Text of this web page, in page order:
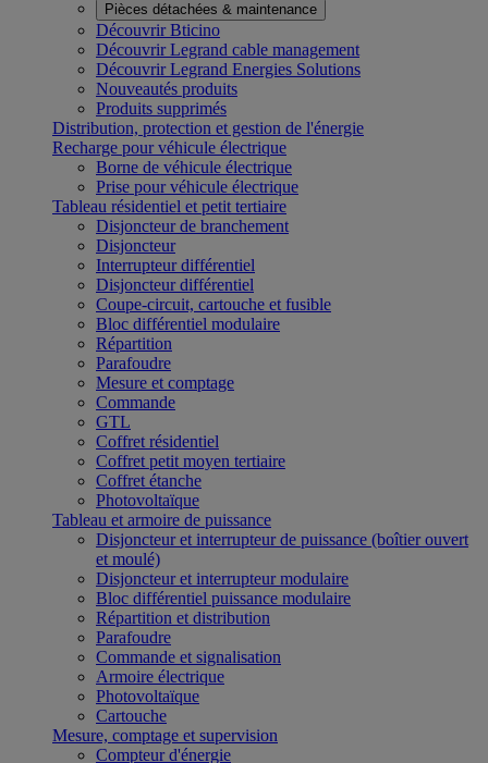
Pièces détachées & maintenance
Découvrir Bticino
Découvrir Legrand cable management
Découvrir Legrand Energies Solutions
Nouveautés produits
Produits supprimés
Distribution, protection et gestion de l'énergie
Recharge pour véhicule électrique
Borne de véhicule électrique
Prise pour véhicule électrique
Tableau résidentiel et petit tertiaire
Disjoncteur de branchement
Disjoncteur
Interrupteur différentiel
Disjoncteur différentiel
Coupe-circuit, cartouche et fusible
Bloc différentiel modulaire
Répartition
Parafoudre
Mesure et comptage
Commande
GTL
Coffret résidentiel
Coffret petit moyen tertiaire
Coffret étanche
Photovoltaïque
Tableau et armoire de puissance
Disjoncteur et interrupteur de puissance (boîtier ouvert
et moulé)
Disjoncteur et interrupteur modulaire
Bloc différentiel puissance modulaire
Répartition et distribution
Parafoudre
Commande et signalisation
Armoire électrique
Photovoltaïque
Cartouche
Mesure, comptage et supervision
Compteur d'énergie